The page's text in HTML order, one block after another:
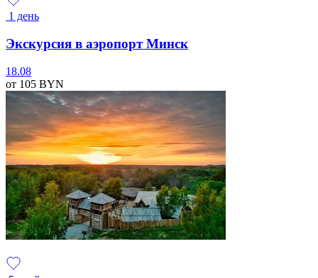
1 день
Экскурсия в аэропорт Минск
18.08
от 105 BYN